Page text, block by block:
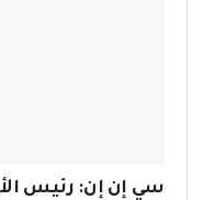
سي إن إن: رئيس